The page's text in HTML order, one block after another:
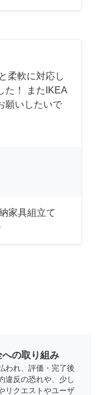
柔軟に対応し
た！ またIKEA
願いしたいで
家具組立て
の取り組み
われ、評価・完了後
違反の恐れや、少し
リクエストやユーザ